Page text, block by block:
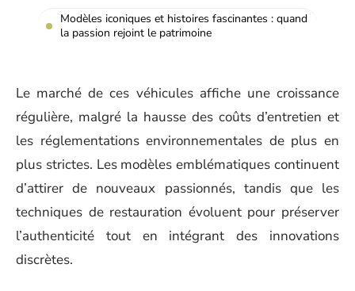
Modèles iconiques et histoires fascinantes : quand
la passion rejoint le patrimoine
Le marché de ces véhicules affiche une croissance
régulière, malgré la hausse des coûts d’entretien et
les réglementations environnementales de plus en
plus strictes. Les modèles emblématiques continuent
d’attirer de nouveaux passionnés, tandis que les
techniques de restauration évoluent pour préserver
l’authenticité tout en intégrant des innovations
discrètes.